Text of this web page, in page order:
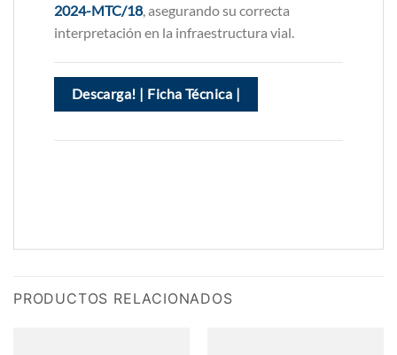
2024-MTC/18, asegurando su correcta
interpretación en la infraestructura vial.
Descarga! | Ficha Técnica |
PRODUCTOS RELACIONADOS